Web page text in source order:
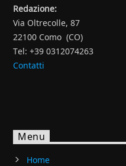
Redazione:
Via Oltrecolle, 87
22100 Como (CO)
Tel: +39 0312074263
Contatti
Menu
Home